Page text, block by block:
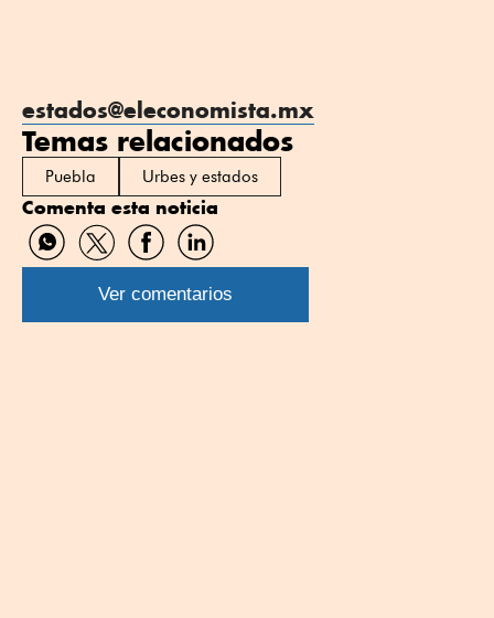
estados@eleconomista.mx
Temas relacionados
Puebla Urbes y estados
Comenta esta noticia
Compartir
por
WhatsApp
Compartir
por
Twitter
Compartir
por
Facebook
Compartir
por
Linkedin
Ver comentarios